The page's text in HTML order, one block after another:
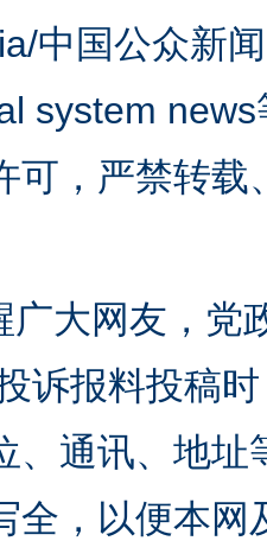
中国公众新
system
可，严禁转
广大网友，党
诉报料投稿
、通讯、地
全，以便本